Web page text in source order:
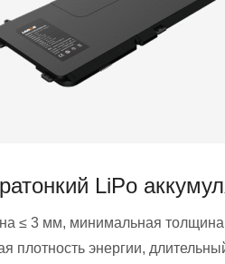
LiPo
≤ 3 мм, минимальная
плотность энергии,